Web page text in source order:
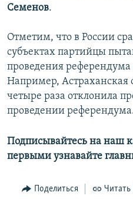
Семенов.
Отметим, что в России
субъектах партийцы
проведения
Например, Астраханская
четыре раза отклонила
проведении
Подписывайтесь на наш
первыми узнавайте
Поделиться Читать